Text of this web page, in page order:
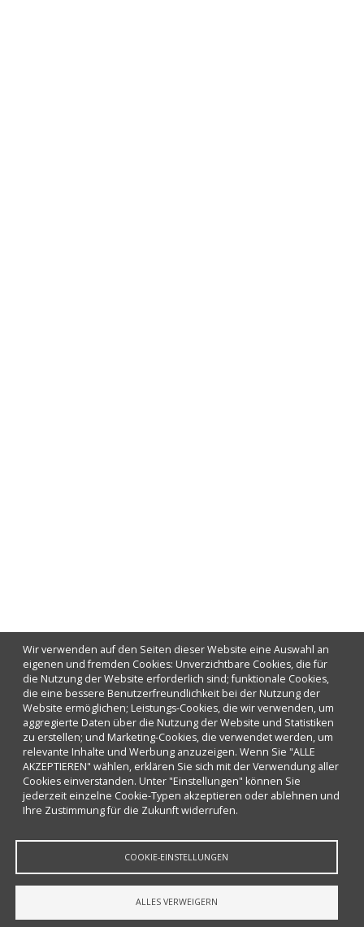
Wir verwenden auf den Seiten dieser Website eine Auswahl an
eigenen und fremden Cookies: Unverzichtbare Cookies, die für
die Nutzung der Website erforderlich sind; funktionale Cookies,
die eine bessere Benutzerfreundlichkeit bei der Nutzung der
Website ermöglichen; Leistungs-Cookies, die wir verwenden, um
aggregierte Daten über die Nutzung der Website und Statistiken
zu erstellen; und Marketing-Cookies, die verwendet werden, um
relevante Inhalte und Werbung anzuzeigen. Wenn Sie "ALLE
AKZEPTIEREN" wählen, erklären Sie sich mit der Verwendung aller
Cookies einverstanden. Unter "Einstellungen" können Sie
jederzeit einzelne Cookie-Typen akzeptieren oder ablehnen und
Ihre Zustimmung für die Zukunft widerrufen.
COOKIE-EINSTELLUNGEN
ALLES VERWEIGERN